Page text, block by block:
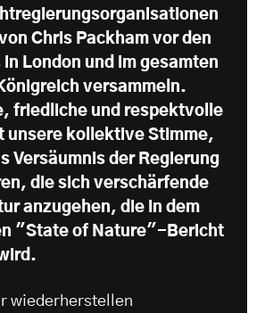
Chris Packham vor den
London und im gesamten
versammeln.
friedliche und respektvolle
unsere kollektive Stimme,
Versäumnis der Regierung
die sich verschärfende
anzugehen, die in dem
"State of Nature"-Bericht
wiederherstellen